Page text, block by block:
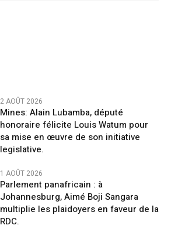
2 AOÛT 2026
Mines: Alain Lubamba, député
honoraire félicite Louis Watum pour
sa mise en œuvre de son initiative
legislative.
1 AOÛT 2026
Parlement panafricain : à
Johannesburg, Aimé Boji Sangara
multiplie les plaidoyers en faveur de la
RDC.